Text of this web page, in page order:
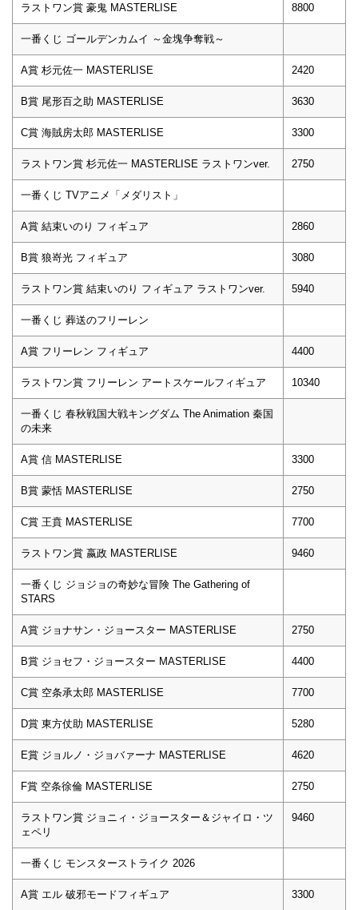
ラストワン賞 豪鬼 MASTERLISE 8800
一番くじ ゴールデンカムイ ～金塊争奪戦～
A賞 杉元佐一 MASTERLISE 2420
B賞 尾形百之助 MASTERLISE 3630
C賞 海賊房太郎 MASTERLISE 3300
ラストワン賞 杉元佐一 MASTERLISE ラストワンver. 2750
一番くじ TVアニメ「メダリスト」
A賞 結束いのり フィギュア 2860
B賞 狼嵜光 フィギュア 3080
ラストワン賞 結束いのり フィギュア ラストワンver. 5940
一番くじ 葬送のフリーレン
A賞 フリーレン フィギュア 4400
ラストワン賞 フリーレン アートスケールフィギュア 10340
一番くじ 春秋戦国大戦キングダム The Animation 秦国
の未来
A賞 信 MASTERLISE 3300
B賞 蒙恬 MASTERLISE 2750
C賞 王賁 MASTERLISE 7700
ラストワン賞 嬴政 MASTERLISE 9460
一番くじ ジョジョの奇妙な冒険 The Gathering of
STARS
A賞 ジョナサン・ジョースター MASTERLISE 2750
B賞 ジョセフ・ジョースター MASTERLISE 4400
C賞 空条承太郎 MASTERLISE 7700
D賞 東方仗助 MASTERLISE 5280
E賞 ジョルノ・ジョバァーナ MASTERLISE 4620
F賞 空条徐倫 MASTERLISE 2750
ラストワン賞 ジョニィ・ジョースター＆ジャイロ・ツ
ェペリ
9460
一番くじ モンスターストライク 2026
A賞 エル 破邪モードフィギュア 3300